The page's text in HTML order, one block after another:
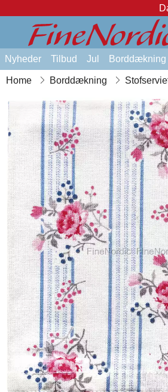
Nyheder Tilbud Jul Borddækning
Home Borddækning